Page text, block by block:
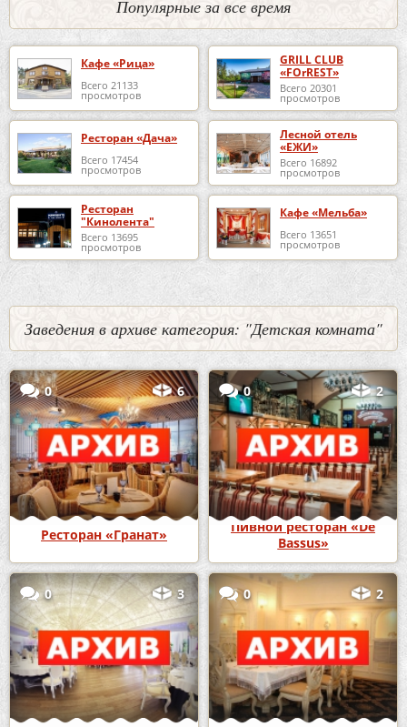
Популярные за все время
Кафе «Рица»
Всего 21133
просмотров
GRILL CLUB
«FOrREST»
Всего 20301
просмотров
Ресторан «Дача»
Всего 17454
просмотров
Лесной отель
«ЕЖИ»
Всего 16892
просмотров
Ресторан
"Кинолента"
Всего 13695
просмотров
Кафе «Мельба»
Всего 13651
просмотров
Заведения в архиве категория: "Детская комната"
0 6
Ресторан «Гранат»
0 2
Пивной ресторан «De
Bassus»
0 3 0 2